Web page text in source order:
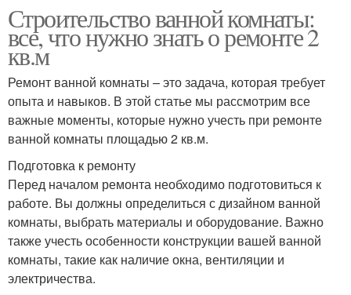
Строительство ванной комнаты:
все, что нужно знать о ремонте 2
кв.м
Ремонт ванной комнаты – это задача, которая требует
опыта и навыков. В этой статье мы рассмотрим все
важные моменты, которые нужно учесть при ремонте
ванной комнаты площадью 2 кв.м.
Подготовка к ремонту
Перед началом ремонта необходимо подготовиться к
работе. Вы должны определиться с дизайном ванной
комнаты, выбрать материалы и оборудование. Важно
также учесть особенности конструкции вашей ванной
комнаты, такие как наличие окна, вентиляции и
электричества.